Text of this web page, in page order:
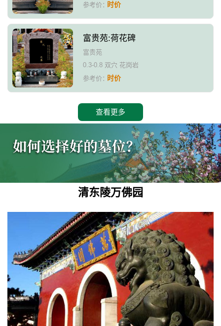
参考价：时价
富贵苑:荷花碑
富贵苑
0.3-0.8 双穴 花岗岩
参考价：时价
查看更多
清东陵万佛园